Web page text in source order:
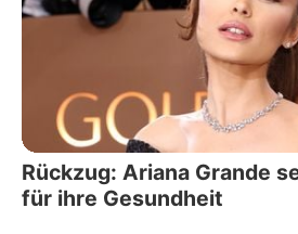
Rückzug: Ariana Grande
für ihre Gesundheit